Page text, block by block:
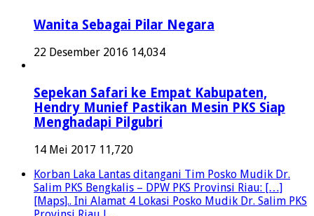
Wanita Sebagai Pilar Negara
22 Desember 2016 14,034
Sepekan Safari ke Empat Kabupaten,
Hendry Munief Pastikan Mesin PKS Siap
Menghadapi Pilgubri
14 Mei 2017 11,720
Korban Laka Lantas ditangani Tim Posko Mudik Dr.
Salim PKS Bengkalis – DPW PKS Provinsi Riau: […]
[Maps].. Ini Alamat 4 Lokasi Posko Mudik Dr. Salim PKS